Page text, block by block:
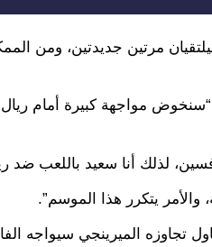
مرتين انتهيا بالتعادل 1-1، والآن تأكد أنهما سيلتقيان مرتين
مواجهة كبيرة أمام ريال
لذلك أنا سعيد باللعب ضد
يتكرر هذا الموسم”.
تجاوزه الميرينجي سيواجه